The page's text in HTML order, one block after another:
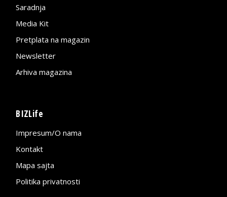
Saradnja
Media Kit
Pretplata na magazin
Newsletter
Arhiva magazina
BIZLife
Impresum/O nama
Kontakt
Mapa sajta
Politika privatnosti